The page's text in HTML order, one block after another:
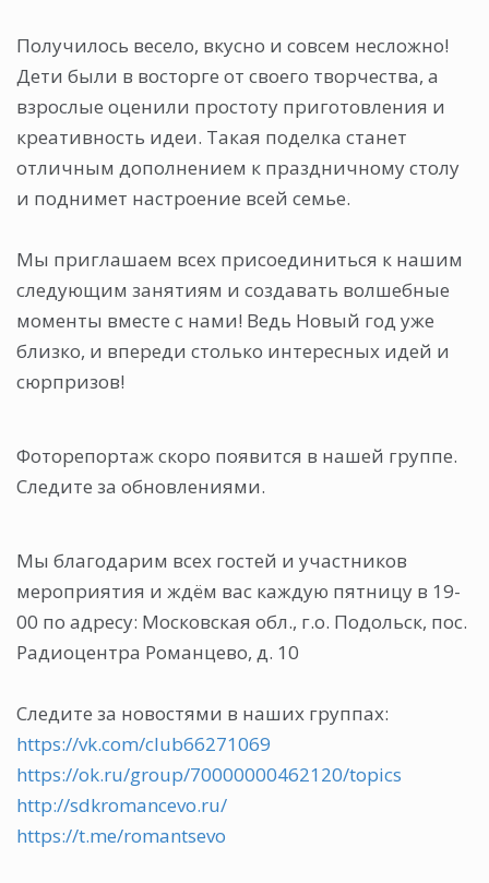
Получилось весело, вкусно и совсем несложно!
Дети были в восторге от своего творчества, а
взрослые оценили простоту приготовления и
креативность идеи. Такая поделка станет
отличным дополнением к праздничному столу
и поднимет настроение всей семье.
Мы приглашаем всех присоединиться к нашим
следующим занятиям и создавать волшебные
моменты вместе с нами! Ведь Новый год уже
близко, и впереди столько интересных идей и
сюрпризов!
Фоторепортаж скоро появится в нашей группе.
Следите за обновлениями.
Мы благодарим всех гостей и участников
мероприятия и ждём вас каждую пятницу в 19-
00 по адресу: Московская обл., г.о. Подольск, пос.
Радиоцентра Романцево, д. 10
Следите за новостями в наших группах:
https://vk.com/club66271069
https://ok.ru/group/70000000462120/topics
http://sdkromancevo.ru/
https://t.me/romantsevo